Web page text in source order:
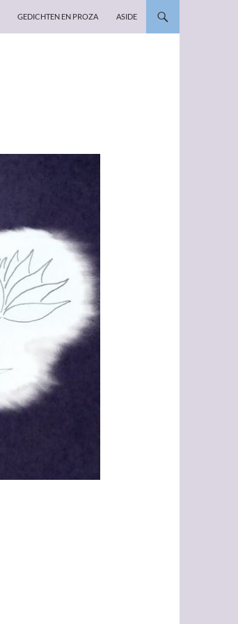
GEDICHTEN EN PROZA ASIDE